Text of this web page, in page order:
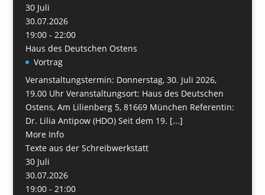
30 Juli
30.07.2026
19:00 - 22:00
Haus des Deutschen Ostens
Vortrag
Veranstaltungstermin: Donnerstag, 30. Juli 2026,
19.00 Uhr Veranstaltungsort: Haus des Deutschen
Ostens, Am Lilienberg 5, 81669 München Referentin:
Dr. Lilia Antipow (HDO) Seit dem 19. [...]
More Info
Texte aus der Schreibwerkstatt
30 Juli
30.07.2026
19:00 - 21:00